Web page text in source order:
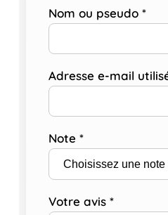
Nom ou pseudo *
Adresse e-mail
Note *
Votre avis *